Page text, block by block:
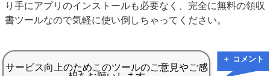
り手にアプリのインストールも必要なく、完全に無料の領収
書ツールなので気軽に使い倒しちゃってください。
＋ コメント